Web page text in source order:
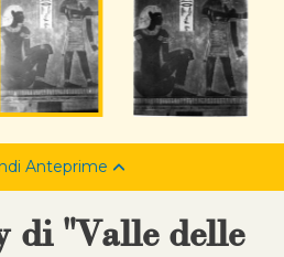
Anteprime
di "Valle delle